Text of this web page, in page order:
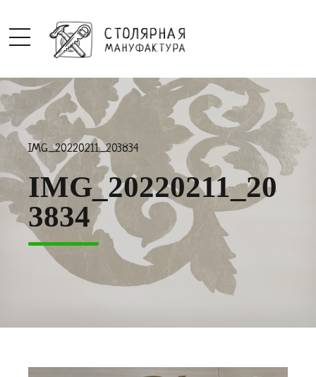
IMG_20220211_203834
IMG_20220211_20
3834